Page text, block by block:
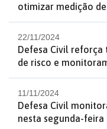
otimizar medição de
22/11/2024
Defesa Civil reforça
de risco e
11/11/2024
Defesa Civil
nesta segunda-feira